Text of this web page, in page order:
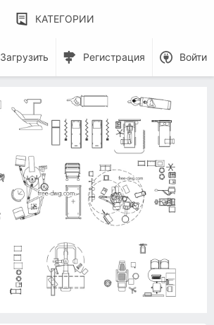
КАТЕГОРИИ
Загрузить Регистрация Войти